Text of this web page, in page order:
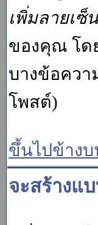
เพิ่มลายเซ็น
ของคุณ โด
บางข้อควา
โพสต์)
ขึ้นไปข้าง
จะสร้างแ